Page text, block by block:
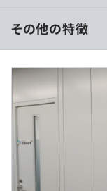
ル／評価システ
将来的には外販を
◆1人常駐はあり
必ずチームでアサ
める環境です。設
の工程は役割を
■賃金形態：月給
■賃金の決定方法
■月給：25万〜40
■賞与：2カ月分（
■固定残業代：
※時間外労働、休
その他の特徴